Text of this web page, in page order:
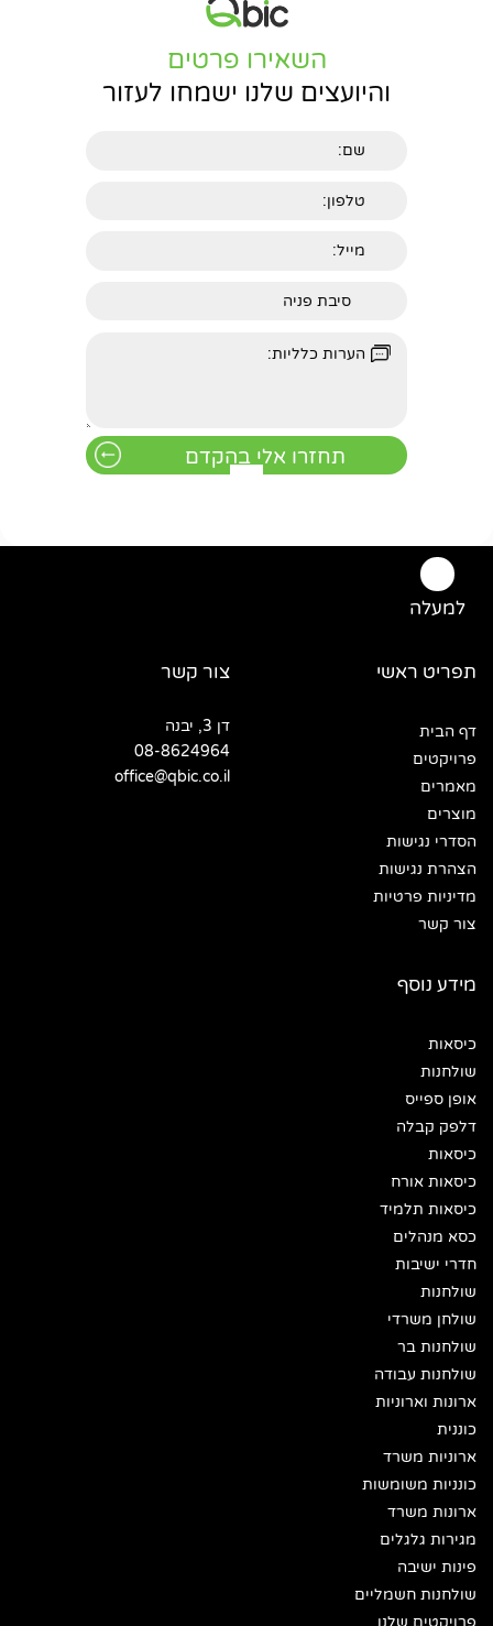
השאירו פרטים
והיועצים שלנו ישמחו לעזור
למעלה
תפריט ראשי
דף הבית
פרויקטים
מאמרים
מוצרים
הסדרי נגישות
הצהרת נגישות
מדיניות פרטיות
צור קשר
מידע נוסף
כיסאות
שולחנות
אופן ספייס
דלפק קבלה
כיסאות
כיסאות אורח
כיסאות תלמיד
כסא מנהלים
חדרי ישיבות
שולחנות
שולחן משרדי
שולחנות בר
שולחנות עבודה
ארונות וארוניות
כוננית
ארוניות משרד
כונניות משומשות
ארונות משרד
מגירות גלגלים
פינות ישיבה
שולחנות חשמליים
צור קשר
דן 3, יבנה
08-8624964
office@qbic.co.il